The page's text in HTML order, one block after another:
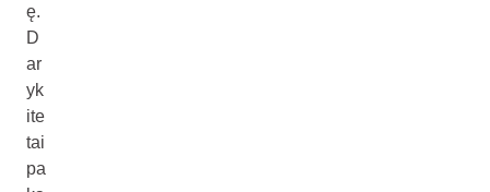
ę.
D
ar
yk
ite
tai
pa